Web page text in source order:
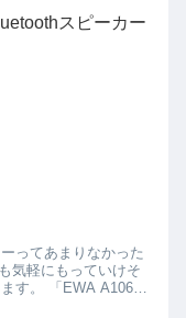
スピーカー
ってあまりなかった
気軽にもっていけそ
A106」